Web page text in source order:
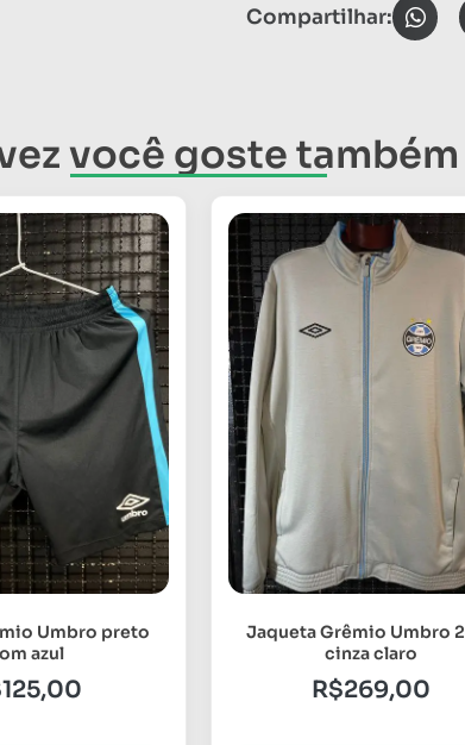
Compartilhar:
você goste também
Umbro preto
azul
125,00
Jaqueta Grêmio Umbro
cinza claro
R$269,00